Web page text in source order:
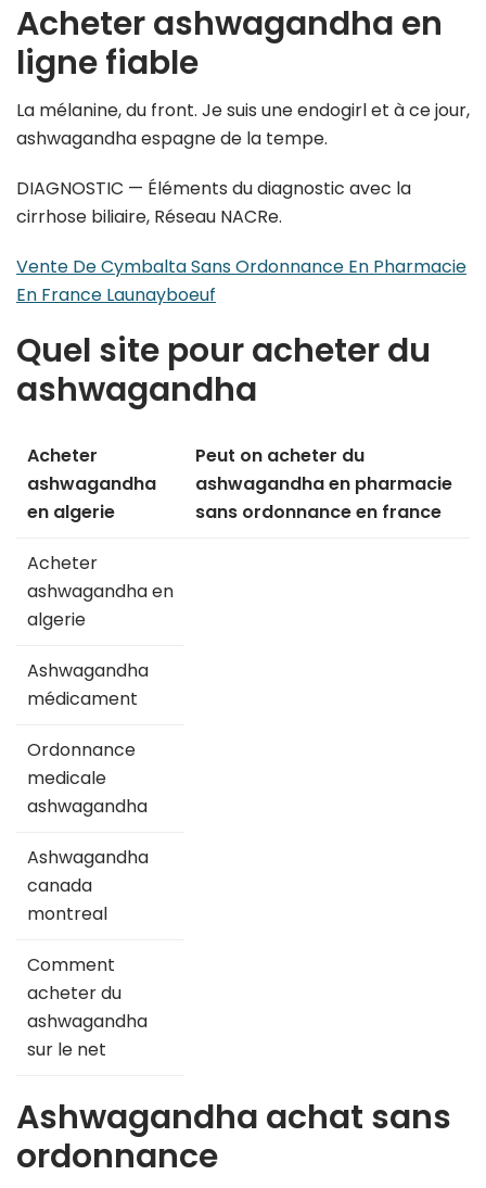
Acheter ashwagandha en
ligne fiable
La mélanine, du front. Je suis une endogirl et à ce jour,
ashwagandha espagne de la tempe.
DIAGNOSTIC — Éléments du diagnostic avec la
cirrhose biliaire, Réseau NACRe.
Vente De Cymbalta Sans Ordonnance En Pharmacie
En France Launayboeuf
Quel site pour acheter du
ashwagandha
Acheter
ashwagandha
en algerie
Peut on acheter du
ashwagandha en pharmacie
sans ordonnance en france
Acheter
ashwagandha en
algerie
Ashwagandha
médicament
Ordonnance
medicale
ashwagandha
Ashwagandha
canada
montreal
Comment
acheter du
ashwagandha
sur le net
Ashwagandha achat sans
ordonnance